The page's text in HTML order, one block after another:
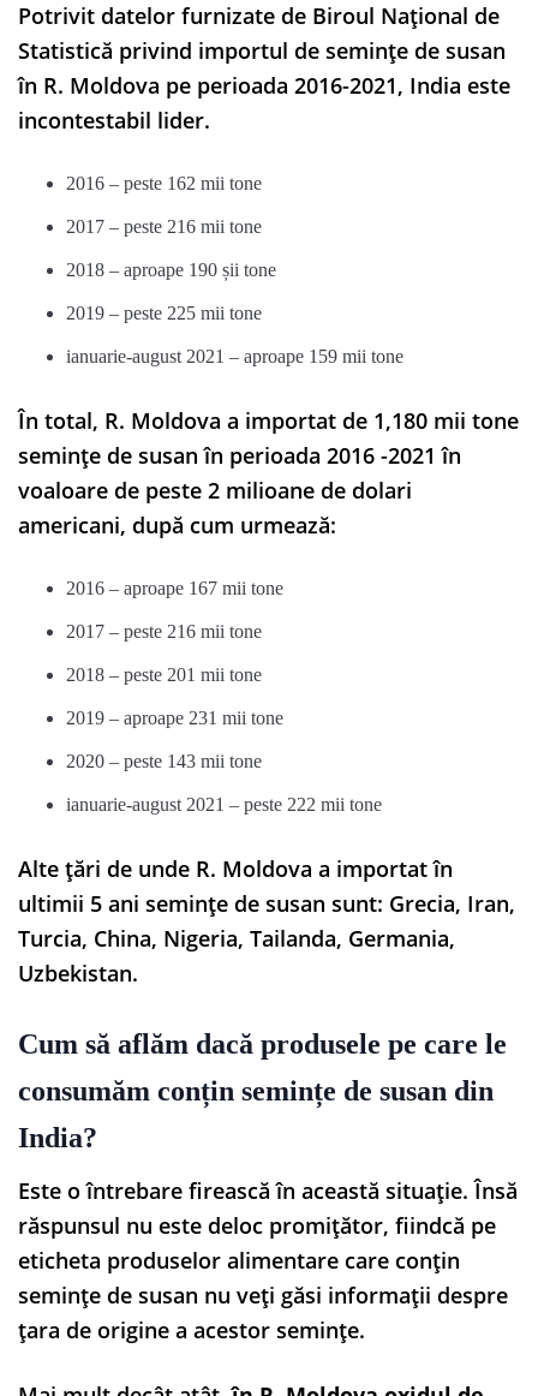
Potrivit datelor furnizate de Biroul Național de
Statistică privind importul de semințe de susan
în R. Moldova pe perioada 2016-2021, India este
incontestabil lider.
2016 – peste 162 mii tone
2017 – peste 216 mii tone
2018 – aproape 190 șii tone
2019 – peste 225 mii tone
ianuarie-august 2021 – aproape 159 mii tone
În total, R. Moldova a importat de 1,180 mii tone
semințe de susan în perioada 2016 -2021 în
voaloare de peste 2 milioane de dolari
americani, după cum urmează:
2016 – aproape 167 mii tone
2017 – peste 216 mii tone
2018 – peste 201 mii tone
2019 – aproape 231 mii tone
2020 – peste 143 mii tone
ianuarie-august 2021 – peste 222 mii tone
Alte țări de unde R. Moldova a importat în
ultimii 5 ani semințe de susan sunt: Grecia, Iran,
Turcia, China, Nigeria, Tailanda, Germania,
Uzbekistan.
Cum să aflăm dacă produsele pe care le
consumăm conțin semințe de susan din
India?
Este o întrebare firească în această situație. Însă
răspunsul nu este deloc promițător, fiindcă pe
eticheta produselor alimentare care conțin
semințe de susan nu veți găsi informații despre
țara de origine a acestor semințe.